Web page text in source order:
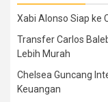
Xabi Alonso Siap ke
Transfer Carlos
Lebih Murah
Chelsea Guncang
Keuangan